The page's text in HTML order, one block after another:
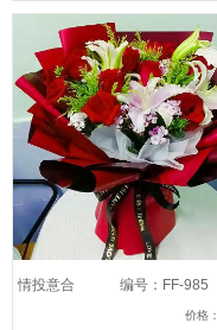
情投意合 编号：FF-985
价格：